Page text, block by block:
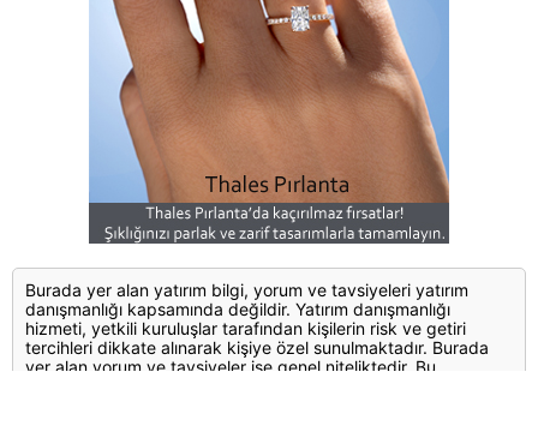
Burada yer alan yatırım bilgi, yorum ve tavsiyeleri yatırım
danışmanlığı kapsamında değildir. Yatırım danışmanlığı
hizmeti, yetkili kuruluşlar tarafından kişilerin risk ve getiri
tercihleri dikkate alınarak kişiye özel sunulmaktadır. Burada
yer alan yorum ve tavsiyeler ise genel niteliktedir. Bu